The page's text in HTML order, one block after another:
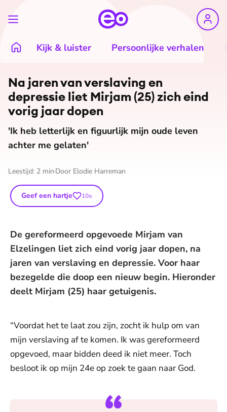
Kijk & luister Persoonlijke verhalen
©Ruben Timman
Na jaren van verslaving en
depressie liet Mirjam (25) zich eind
vorig jaar dopen
'Ik heb letterlijk en figuurlijk mijn oude leven
achter me gelaten'
Leestijd: 2 min Door Elodie Harreman
Geef een hartje 10x
De gereformeerd opgevoede Mirjam van
Elzelingen liet zich eind vorig jaar dopen, na
jaren van verslaving en depressie. Voor haar
bezegelde die doop een nieuw begin. Hieronder
deelt Mirjam (25) haar getuigenis.
“Voordat het te laat zou zijn, zocht ik hulp om van
mijn verslaving af te komen. Ik was gereformeerd
opgevoed, maar bidden deed ik niet meer. Toch
besloot ik op mijn 24e op zoek te gaan naar God.